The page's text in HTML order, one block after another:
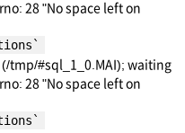
28 "No space left on
tmp/#sql_1_0.MAI); waiting
28 "No space left on